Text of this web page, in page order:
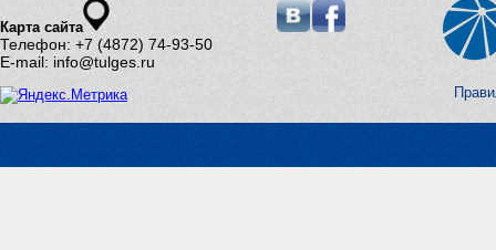
Карта сайта
Телефон: +7 (4872) 74-93-50
E-mail: info@tulges.ru